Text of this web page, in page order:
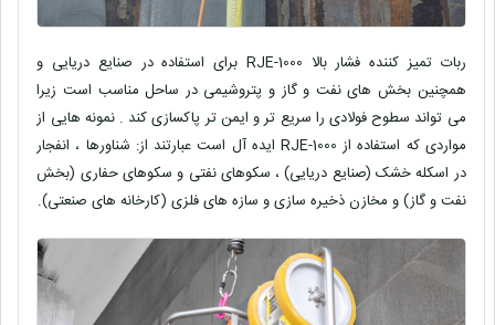
ربات تمیز کننده فشار بالا RJE-1000 برای استفاده در صنایع دریایی و
همچنین بخش های نفت و گاز و پتروشیمی در ساحل مناسب است زیرا
می تواند سطوح فولادی را سریع تر و ایمن تر پاکسازی کند . نمونه هایی از
مواردی که استفاده از RJE-1000 ایده آل است عبارتند از: شناورها ، انفجار
در اسکله خشک (صنایع دریایی) ، سکوهای نفتی و سکوهای حفاری (بخش
نفت و گاز) و مخازن ذخیره سازی و سازه های فلزی (کارخانه های صنعتی).